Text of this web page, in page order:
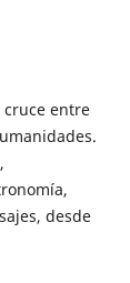
entre
desde